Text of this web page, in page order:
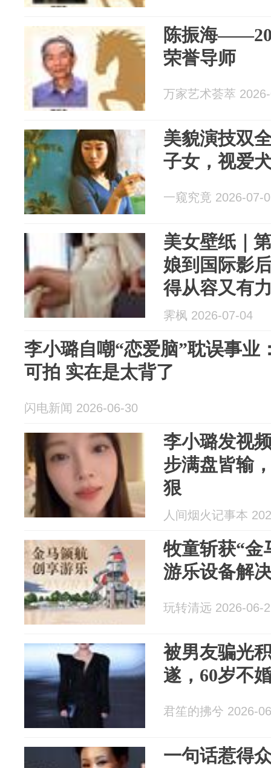
陈振海
荣誉导师
万家艺术荟萃
美貌演技双
子女，视爱
一窥究竟 2026-07-
美女壁纸｜
娘到国际影
得从容又有
霁枫 2026-07-04
李小璐自嘲“恋爱脑”耽误事业
可拍 实在是太背了
闪电新闻 2026-06-30
李小璐发视
步满盘皆输
狠
人间烟火记事本
牧童斩获“金
游乐设备解
玩转清远 2026-06-
被男友骗光
遂，60岁不
君笙的拂兮 2026-
一句话惹得